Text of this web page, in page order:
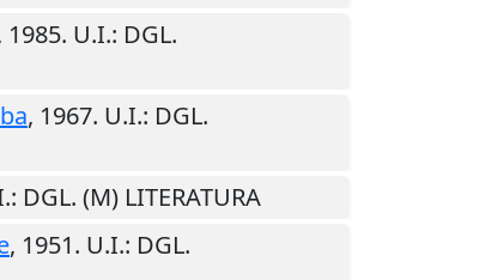
1985. U.I.: DGL.
, 1967. U.I.: DGL.
: DGL. (M) LITERATURA
, 1951. U.I.: DGL.